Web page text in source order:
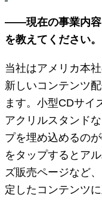
――現在の事業内容
を教えてください。
当社はアメリカ本
新しいコンテンツ
ます。小型CDサイ
アクリルスタンド
プを埋め込めるの
をタップするとア
ズ販売ページなど
定したコンテンツ